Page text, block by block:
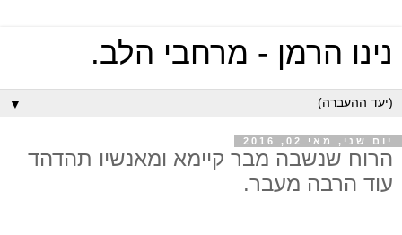
נינו הרמן - מרחבי הלב.
▼
יום שני, מאי 02, 2016
הרוח שנשבה מבר קיימא ומאנשיו תהדהד
עוד הרבה מעבר.